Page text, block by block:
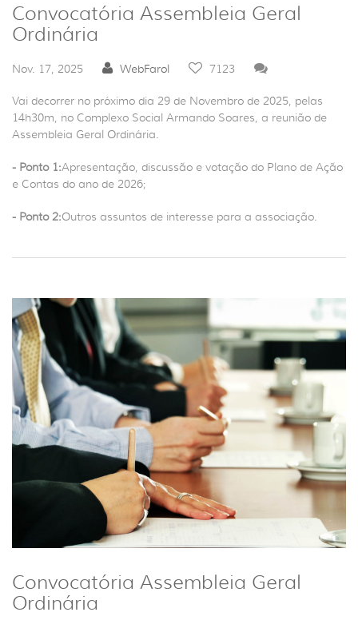
Convocatória Assembleia Geral
Ordinária
Nov. 17, 2025 WebFarol 7123
Vai decorrer no próximo dia 29 de Novembro de 2025, pelas
14h30m, no Complexo Social Armando Soares, a reunião de
Assembleia Geral Ordinária.
- Ponto 1:Apresentação, discussão e votação do Plano de Ação
e Contas do ano de 2026;
- Ponto 2:Outros assuntos de interesse para a associação.
Convocatória Assembleia Geral
Ordinária